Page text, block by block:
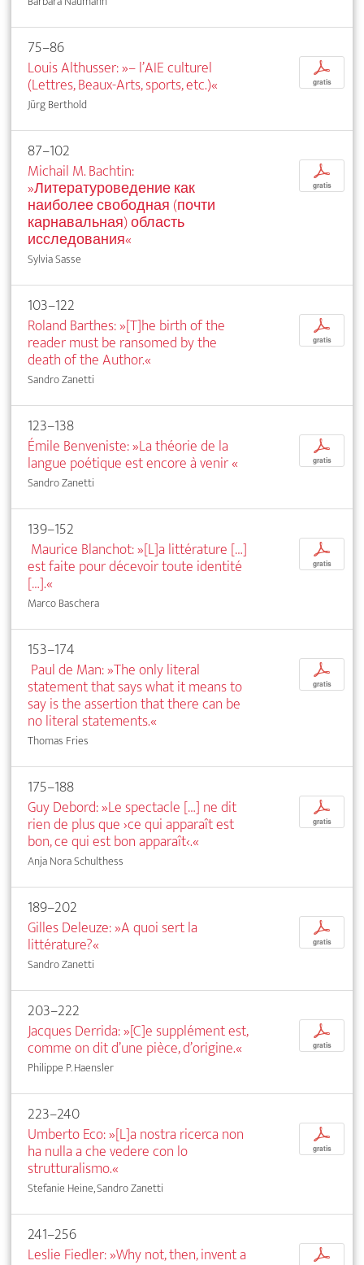
75–86
Louis Althusser: »– l’AIE culturel
(Lettres, Beaux-Arts, sports, etc.)«
Jürg Berthold
p
gratis
87–102
Michail M. Bachtin:
»Литературоведение как
наиболее свободная (почти
карнавальная) область
исследования«
Sylvia Sasse
p
gratis
103–122
Roland Barthes: »[T]he birth of the
reader must be ransomed by the
death of the Author.«
Sandro Zanetti
p
gratis
123–138
Émile Benveniste: »La théorie de la
langue poétique est encore à venir«
Sandro Zanetti
p
gratis
139–152
Maurice Blanchot: »[L]a littérature […]
est faite pour décevoir toute identité
[…].«
Marco Baschera
p
gratis
153–174
Paul de Man: »The only literal
statement that says what it means to
say is the assertion that there can be
no literal statements.«
Thomas Fries
p
gratis
175–188
Guy Debord: »Le spectacle […] ne dit
rien de plus que ›ce qui apparaît est
bon, ce qui est bon apparaît‹.«
Anja Nora Schulthess
p
gratis
189–202
Gilles Deleuze: »A quoi sert la
littérature?«
Sandro Zanetti
p
gratis
203–222
Jacques Derrida: »[C]e supplément est,
comme on dit d’une pièce, d’origine.«
Philippe P. Haensler
p
gratis
223–240
Umberto Eco: »[L]a nostra ricerca non
ha nulla a che vedere con lo
strutturalismo.«
Stefanie Heine, Sandro Zanetti
p
gratis
241–256
Leslie Fiedler: »Why not, then, invent a
p